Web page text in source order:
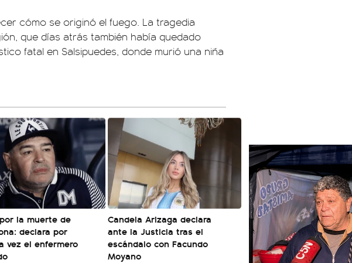
cómo se originó el fuego. La tragedia
que días atrás también había quedado
fatal en Salsipuedes, donde murió una niña
la muerte de
declara por
vez el enfermero
Candela Arizaga declara
ante la Justicia tras el
escándalo con Facundo
Moyano